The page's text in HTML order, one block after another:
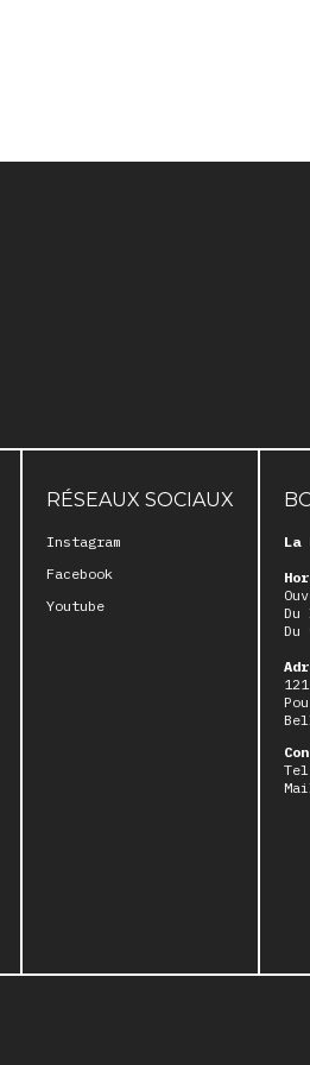
RÉSEAUX SOCIAUX
Instagram
Facebook
Youtube
La